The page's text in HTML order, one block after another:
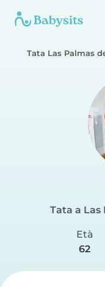
Tata Las Palmas
Tata a Las
Età
62